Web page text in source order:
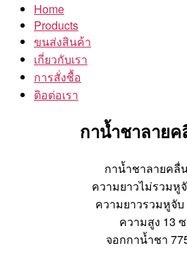
Home
Products
ขนส่งสินค้า
เกี่ยวกับเรา
การสั่งชื้อ
ติอต่อเรา
กาน้ำชาลาย
กาน้ำชาลายคลื่
ความยาวไม่รวมหู
ความยาวรวมหูจับ
ความสูง 13
จอกกาน้ำชา